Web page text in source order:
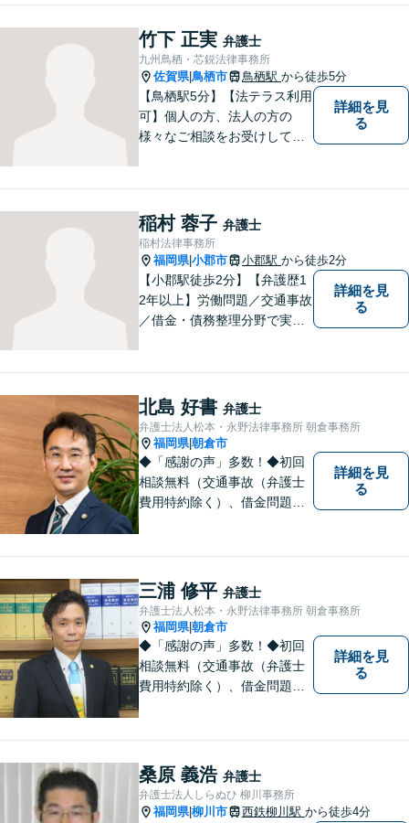
竹下 正実 弁護士
九州鳥栖・芯鋭法律事務所
佐賀県|鳥栖市 鳥栖駅 から徒歩5分
【鳥栖駅5分】【法テラス利用
可】個人の方、法人の方の
様々なご相談をお受けしてお
案いたします。【債務整理・
残業代請求については初回面
談無料】【土日祝・夜間相談
可】
詳細を見
る
稲村 蓉子 弁護士
稲村法律事務所
福岡県|小郡市 小郡駅 から徒歩2分
【小郡駅徒歩2分】【弁護歴1
2年以上】労働問題／交通事故
／借金・債務整理分野で実績
笑顔と元気を取り戻し、新た
な第一歩を踏み出せるよう、
最大限尽力します。
詳細を見
る
北島 好書 弁護士
弁護士法人松本・永野法律事務所 朝倉事務所
福岡県|朝倉市
◆「感謝の声」多数！◆初回
相談無料（交通事故（弁護士
費用特約除く）、借金問題、
◆11260件の相談実績（令和1
～7年合計）
詳細を見
る
三浦 修平 弁護士
弁護士法人松本・永野法律事務所 朝倉事務所
福岡県|朝倉市
◆「感謝の声」多数！◆初回
相談無料（交通事故（弁護士
費用特約除く）、借金問題、
績（令和1～7年合計）
詳細を見
る
桑原 義浩 弁護士
弁護士法人しらぬひ 柳川事務所
福岡県|柳川市 西鉄柳川駅 から徒歩4分